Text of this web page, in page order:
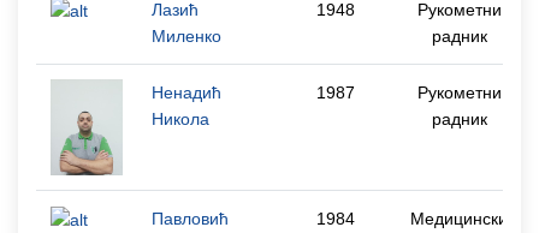
Лазић
Миленко
1948
Рукометни
радник
Ненадић
Никола
1987
Рукометни
радник
Павловић
1984
Медицински